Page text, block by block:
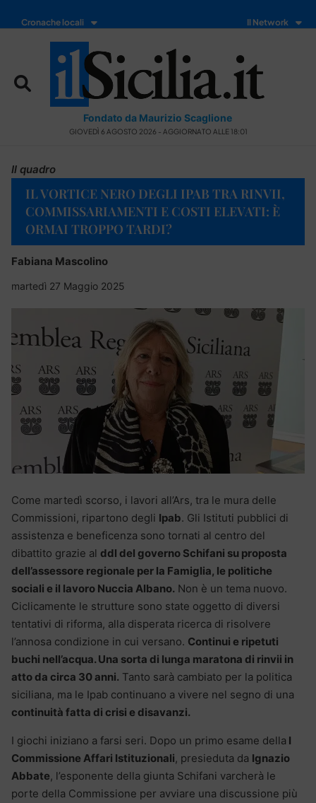
Cronache locali Il Network
Fondato da Maurizio Scaglione
GIOVEDÌ 6 AGOSTO 2026 - AGGIORNATO ALLE 18:01
Il quadro
IL VORTICE NERO DEGLI IPAB TRA RINVII,
COMMISSARIAMENTI E COSTI ELEVATI: È
ORMAI TROPPO TARDI?
Fabiana Mascolino
martedì 27 Maggio 2025
Come martedì scorso, i lavori all’Ars, tra le mura delle
Commissioni, ripartono degli Ipab. Gli Istituti pubblici di
assistenza e beneficenza sono tornati al centro del
dibattito grazie al ddl del governo Schifani su proposta
dell’assessore regionale per la Famiglia, le politiche
sociali e il lavoro Nuccia Albano. Non è un tema nuovo.
Ciclicamente le strutture sono state oggetto di diversi
tentativi di riforma, alla disperata ricerca di risolvere
l’annosa condizione in cui versano. Continui e ripetuti
buchi nell’acqua. Una sorta di lunga maratona di rinvii in
atto da circa 30 anni. Tanto sarà cambiato per la politica
siciliana, ma le Ipab continuano a vivere nel segno di una
continuità fatta di crisi e disavanzi.
I giochi iniziano a farsi seri. Dopo un primo esame della I
Commissione Affari Istituzionali, presieduta da Ignazio
Abbate, l’esponente della giunta Schifani varcherà le
porte della Commissione per avviare una discussione più